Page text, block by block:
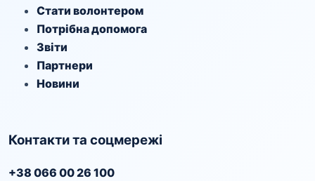
Стати волонтером
Потрібна допомога
Звіти
Партнери
Новини
Контакти та соцмережі
+38 066 00 26 100